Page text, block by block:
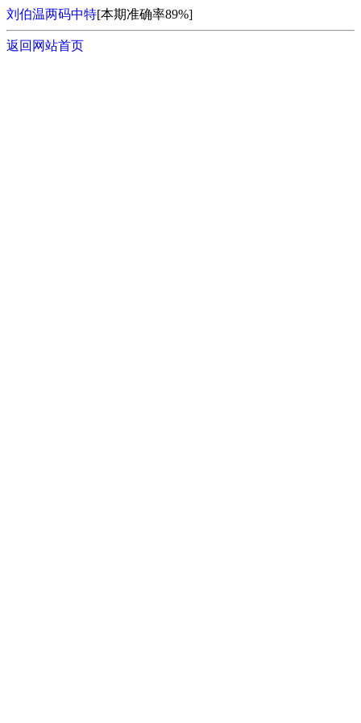
刘伯温两码中特[本期准确率89%]
返回网站首页